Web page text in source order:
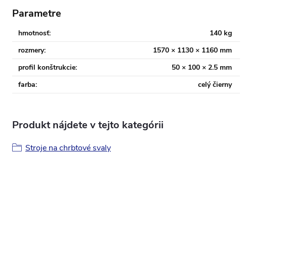
Parametre
hmotnosť:
140 kg
rozmery:
1570 × 1130 × 1160 mm
profil konštrukcie:
50 × 100 × 2.5 mm
farba: celý čierny
Produkt nájdete v tejto kategórii
Stroje na chrbtové svaly